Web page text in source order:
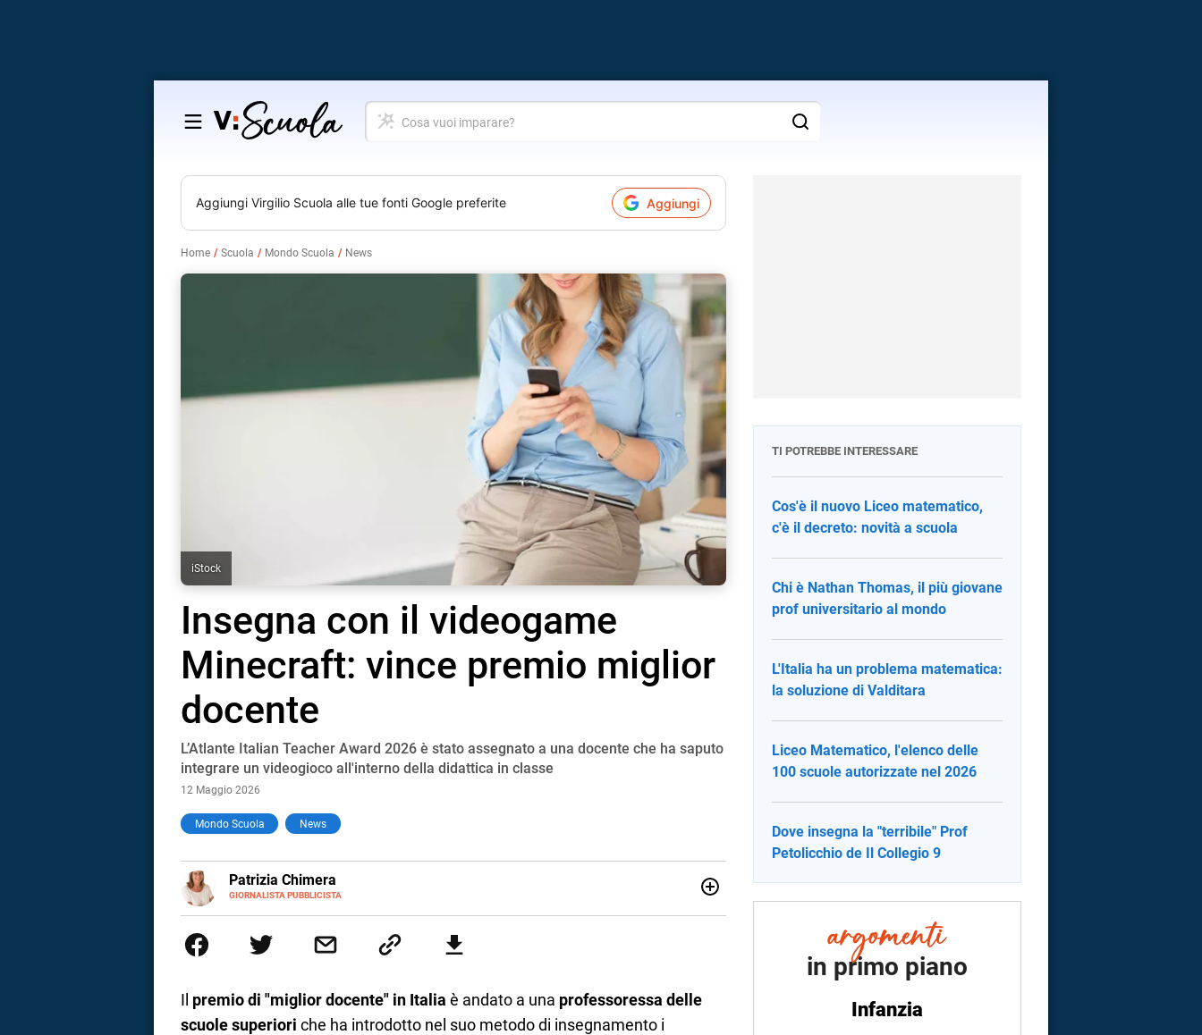
Salta
contenuto
Cosa
vuoi
Aggiungi Virgilio Scuola alle tue fonti Google preferite Aggiungi
Home Scuola Mondo Scuola News
iStock
Insegna con il videogame
Minecraft: vince premio miglior
docente
L’Atlante Italian Teacher Award 2026 è stato assegnato a una docente che ha saputo
integrare un videogioco all'interno della didattica in classe
12 Maggio 2026
Mondo Scuola News
Patrizia Chimera
GIORNALISTA PUBBLICISTA
E-
MAIL
LINKEDIN
comunicazione specializzandosi nella scrittura di articoli sul mondo scolastico.
Il premio di "miglior docente" in Italia è andato a una professoressa delle
scuole superiori che ha introdotto nel suo metodo di insegnamento i
TI POTREBBE INTERESSARE
Cos'è il nuovo Liceo matematico,
c'è il decreto: novità a scuola
Chi è Nathan Thomas, il più giovane
prof universitario al mondo
L'Italia ha un problema matematica:
la soluzione di Valditara
Liceo Matematico, l'elenco delle
100 scuole autorizzate nel 2026
Dove insegna la "terribile" Prof
Petolicchio de Il Collegio 9
in primo piano
Infanzia